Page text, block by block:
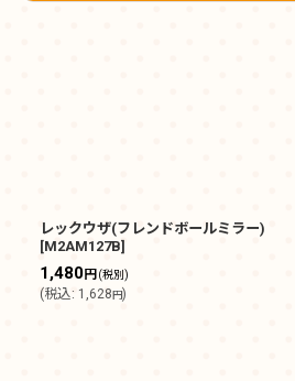
レックウザ(フレンドボールミラー)
[M2AM127B]
1,480円 (税別)
(税込: 1,628円)